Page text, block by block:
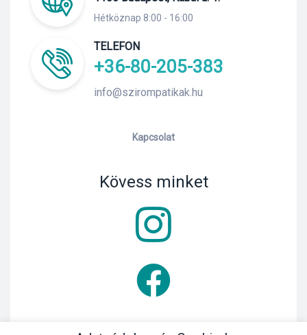
Hétköznap 8:00 - 16:00
TELEFON
+36-80-205-383
info@szirompatikak.hu
Kapcsolat
Kövess minket